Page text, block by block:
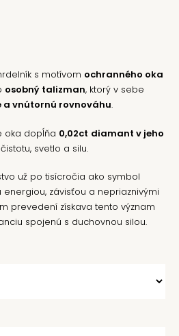
s motívom ochranného oka
osobný talizman, ktorý v sebe
a vnútornú rovnováhu.
oka dopĺňa 0,02ct diamant v jeho
svetlo a silu.
už po tisícročia ako symbol
závisťou a nepriaznivými
prevedení získava tento význam
spojenú s duchovnou silou.